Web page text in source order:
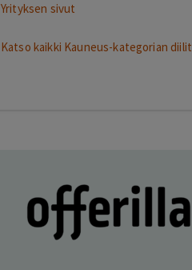
Yrityksen sivut
Katso kaikki Kauneus-kategorian diilit